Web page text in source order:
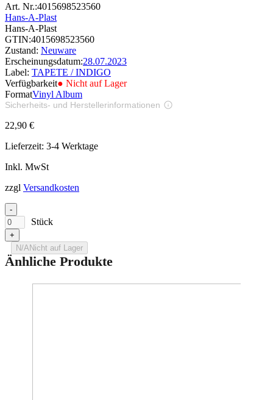
Art. Nr.:4015698523560
Hans-A-Plast
Hans-A-Plast
GTIN:4015698523560
Zustand: Neuware
Erscheinungsdatum:28.07.2023
Label: TAPETE / INDIGO
Verfügbarkeit● Nicht auf Lager
FormatVinyl Album
Sicherheits- und Herstellerinformationen
22,90 €
Lieferzeit: 3-4 Werktage
Inkl. MwSt
zzgl Versandkosten
-
Stück
+
N/ANicht auf Lager
Änhliche Produkte